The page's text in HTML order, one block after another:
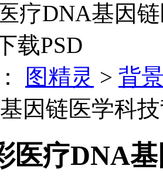
疗DNA基因
载PSD
图精灵 > 背
因链医学科
医疗DNA